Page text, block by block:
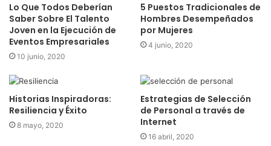
Lo Que Todos Deberían
Saber Sobre El Talento
Joven en la Ejecución de
Eventos Empresariales
10 junio, 2020
5 Puestos Tradicionales de
Hombres Desempeñados
por Mujeres
4 junio, 2020
Historias Inspiradoras:
Resiliencia y Éxito
8 mayo, 2020
Estrategias de Selección
de Personal a través de
Internet
16 abril, 2020